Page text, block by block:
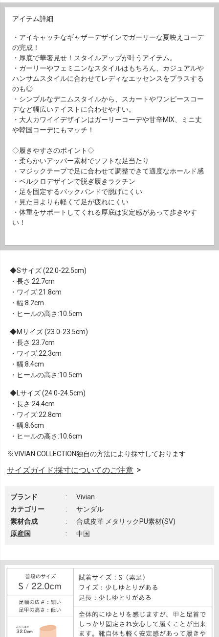
アイテム詳細
・アイキャッチなギャザーデザインでガーリーな夏映えコーデ
の完成！
・厚底で華奢見せ！スタイルアップが叶うアイテム。
・ガーリーやフェミニンなスタイルはもちろん、カジュアルや
ハンサムスタイルに合わせてレディなエッセンスをプラスする
のも◎
・シンプルなデニムスタイルから、スカートやワンピースコー
デなど幅広いテイストに合わせやすい。
・大人カワイイデザインはガーリーコーデや甘辛MIX、ミニ丈
や韓国コーデにもマッチ！
◇履きやすさのポイント◇
・柔らかいアッパー素材でソフトな足当たり
・マジックテープで足に合わせて調整できて適度なホールド感
・ベルクロデザインで脱ぎ履きラクチン
・足を固定するバックバンドで脱げにくい
・見た目よりも軽くて足が疲れにくい
・体重をサポートしてくれる厚底は安定感があって歩きやす
い！
Sサイズ (22.0-22.5cm)
・長さ:22.7cm
・ワイズ:21.8cm
・幅:8.2cm
・ヒールの高さ:10.5cm
Mサイズ (23.0-23.5cm)
・長さ:23.7cm
・ワイズ:22.3cm
・幅:8.4cm
・ヒールの高さ:10.5cm
Lサイズ (24.0-24.5cm)
・長さ:24.4cm
・ワイズ:22.8cm
・幅:8.6cm
・ヒールの高さ:10.6cm
※VIVIAN COLLECTION独自の方法により採寸しております
サイズガイド:採寸についてのご注意
ブランド :
Vivian
カテゴリー
:
サンダル
素材合成
:
合成皮革 メタリックPU素材(SV)
原産国
: 中国